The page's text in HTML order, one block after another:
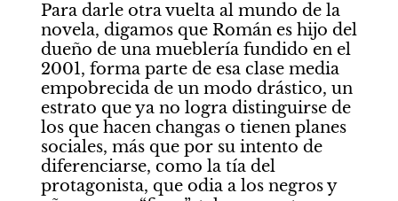
Para darle otra vuelta al mundo de la
novela, digamos que Román es hijo del
dueño de una mueblería fundido en el
2001, forma parte de esa clase media
empobrecida de un modo drástico, un
estrato que ya no logra distinguirse de
los que hacen changas o tienen planes
sociales, más que por su intento de
diferenciarse, como la tía del
protagonista, que odia a los negros y